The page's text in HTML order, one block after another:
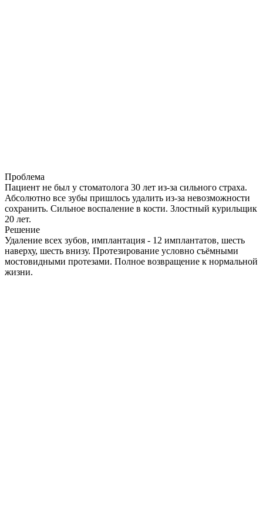
Проблема
Пациент не был у стоматолога 30 лет из-за сильного страха.
Абсолютно все зубы пришлось удалить из-за невозможности
сохранить. Сильное воспаление в кости. Злостный курильщик
20 лет.
Решение
Удаление всех зубов, имплантация - 12 имплантатов, шесть
наверху, шесть внизу. Протезирование условно съёмными
мостовидными протезами. Полное возвращение к нормальной
жизни.